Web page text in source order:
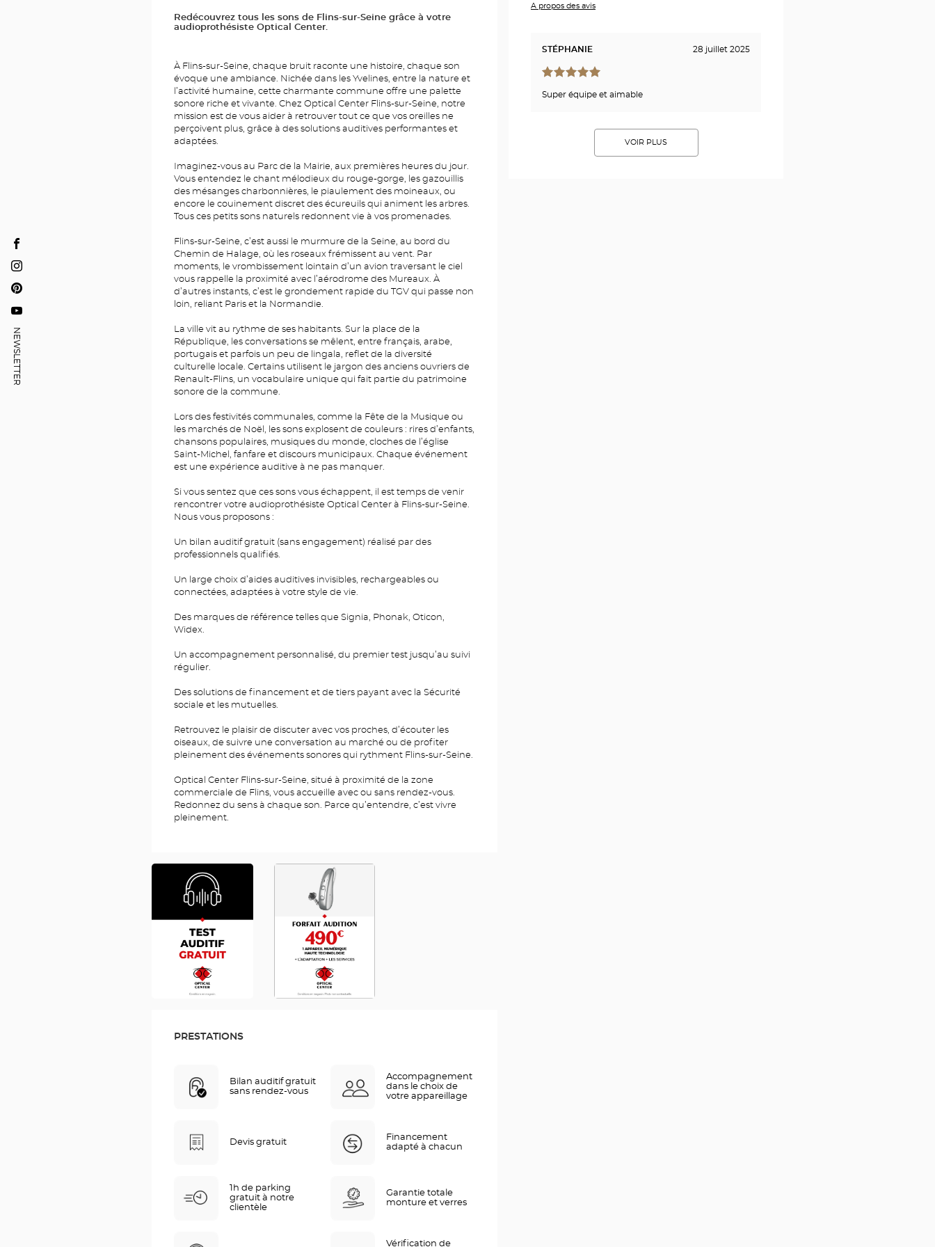
Redécouvrez tous les sons de Flins-sur-Seine grâce à votre
audioprothésiste Optical Center.
À Flins-sur-Seine, chaque bruit raconte une histoire, chaque son
évoque une ambiance. Nichée dans les Yvelines, entre la nature et
l’activité humaine, cette charmante commune offre une palette
sonore riche et vivante. Chez Optical Center Flins-sur-Seine, notre
mission est de vous aider à retrouver tout ce que vos oreilles ne
perçoivent plus, grâce à des solutions auditives performantes et
adaptées.
Imaginez-vous au Parc de la Mairie, aux premières heures du jour.
Vous entendez le chant mélodieux du rouge-gorge, les gazouillis
des mésanges charbonnières, le piaulement des moineaux, ou
encore le couinement discret des écureuils qui animent les arbres.
Tous ces petits sons naturels redonnent vie à vos promenades.
Flins-sur-Seine, c’est aussi le murmure de la Seine, au bord du
Chemin de Halage, où les roseaux frémissent au vent. Par
moments, le vrombissement lointain d’un avion traversant le ciel
vous rappelle la proximité avec l’aérodrome des Mureaux. À
d’autres instants, c’est le grondement rapide du TGV qui passe non
loin, reliant Paris et la Normandie.
La ville vit au rythme de ses habitants. Sur la place de la
République, les conversations se mêlent, entre français, arabe,
portugais et parfois un peu de lingala, reflet de la diversité
culturelle locale. Certains utilisent le jargon des anciens ouvriers de
Renault-Flins, un vocabulaire unique qui fait partie du patrimoine
sonore de la commune.
Lors des festivités communales, comme la Fête de la Musique ou
les marchés de Noël, les sons explosent de couleurs : rires d’enfants,
chansons populaires, musiques du monde, cloches de l’église
Saint-Michel, fanfare et discours municipaux. Chaque événement
est une expérience auditive à ne pas manquer.
Si vous sentez que ces sons vous échappent, il est temps de venir
rencontrer votre audioprothésiste Optical Center à Flins-sur-Seine.
Nous vous proposons :
Un bilan auditif gratuit (sans engagement) réalisé par des
professionnels qualifiés.
Un large choix d’aides auditives invisibles, rechargeables ou
connectées, adaptées à votre style de vie.
Des marques de référence telles que Signia, Phonak, Oticon,
Widex.
Un accompagnement personnalisé, du premier test jusqu’au suivi
régulier.
Des solutions de financement et de tiers payant avec la Sécurité
sociale et les mutuelles.
Retrouvez le plaisir de discuter avec vos proches, d’écouter les
oiseaux, de suivre une conversation au marché ou de profiter
pleinement des événements sonores qui rythment Flins-sur-Seine.
Optical Center Flins-sur-Seine, situé à proximité de la zone
commerciale de Flins, vous accueille avec ou sans rendez-vous.
Redonnez du sens à chaque son. Parce qu’entendre, c’est vivre
pleinement.
AUDIO
PRESTATIONS
Bilan auditif gratuit
sans rendez-vous
Accompagnement
dans le choix de
votre appareillage
Devis gratuit
Financement
adapté à chacun
1h de parking
gratuit à notre
clientèle
Garantie totale
monture et verres
Vérification de
A propos des avis
STÉPHANIE 28 juillet 2025
Super équipe et aimable
VOIR PLUS
Audioprothésiste
FLINS-
SUR-
SEINE
Optical
Center
Audioprothésiste
FLINS-
SEINE
Optical
Center
Audioprothésiste
FLINS-
SUR-
SEINE
Optical
Center
Audioprothésiste
FLINS-
SUR-
SEINE
Optical
NEWSLETTERDU
POINT
DE
VENTE